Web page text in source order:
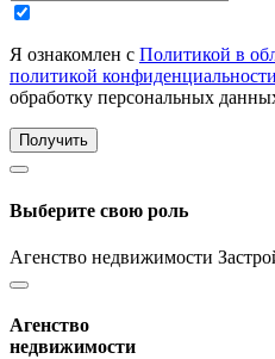
Я ознакомлен с Политикой в
политикой конфиденциальности
обработку персональных
Получить
Выберите свою роль
Агенство недвижимости
Агенство
недвижимости